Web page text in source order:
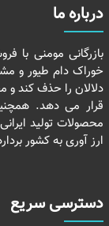
درباره ما
بازرگانی مومنی با
خوراک دام طیور و
دلالان را حذف کند و
قرار می دهد.
محصولات تولید
ارز آوری به کشور
دسترسی سریع